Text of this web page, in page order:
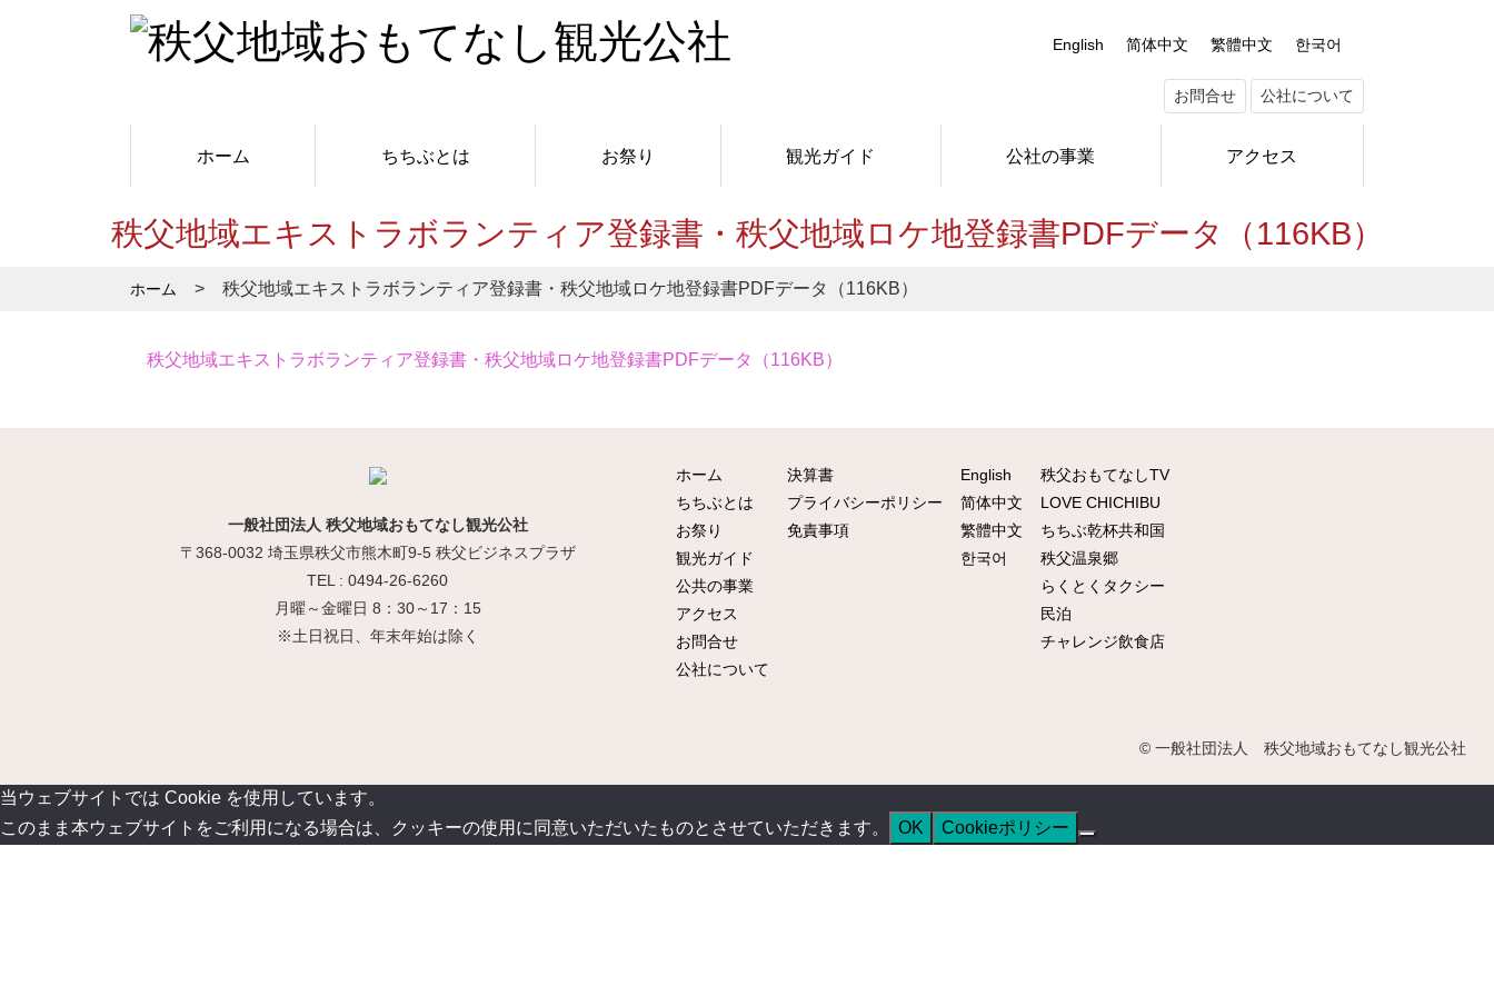
English 简体中文 繁體中文 한국어
お問合せ 公社について
ホーム ちちぶとは お祭り 観光ガイド 公社の事業 アクセス
秩父地域エキストラボランティア登録書・秩父地域ロケ地登録書PDFデータ（116KB）
ホーム 秩父地域エキストラボランティア登録書・秩父地域ロケ地登録書PDFデータ（116KB）
秩父地域エキストラボランティア登録書・秩父地域ロケ地登録書PDFデータ（116KB）
一般社団法人 秩父地域おもてなし観光公社
〒368-0032 埼玉県秩父市熊木町9-5 秩父ビジネスプラザ
TEL : 0494-26-6260
月曜～金曜日 8：30～17：15
※土日祝日、年末年始は除く
ホーム
ちちぶとは
お祭り
観光ガイド
公共の事業
アクセス
お問合せ
公社について
決算書
プライバシーポリシー
免責事項
English
简体中文
繁體中文
한국어
秩父おもてなしTV
LOVE CHICHIBU
ちちぶ乾杯共和国
秩父温泉郷
らくとくタクシー
民泊
チャレンジ飲食店
© 一般社団法人 秩父地域おもてなし観光公社
当ウェブサイトでは Cookie を使用しています。
このまま本ウェブサイトをご利用になる場合は、クッキーの使用に同意いただいたものとさせていただきます。
OK Cookieポリシー